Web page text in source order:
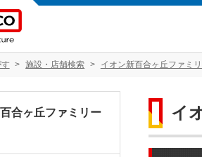
施設・店舗検索 イオン新百合ヶ丘ファミ
イ
合ヶ丘ファミリー